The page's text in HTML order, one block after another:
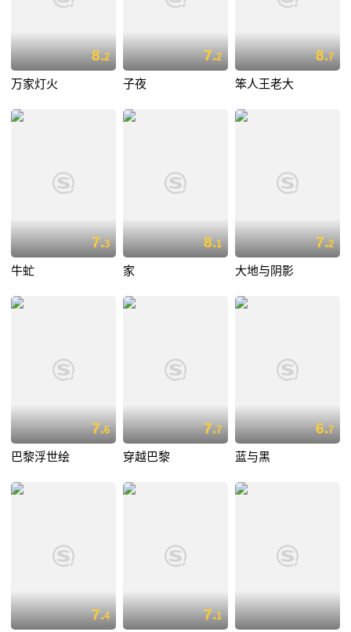
8.2
万家灯火
7.2
子夜
8.7
笨人王老大
7.3
牛虻
8.1
家
7.2
大地与阴影
7.6
巴黎浮世绘
7.7
穿越巴黎
6.7
蓝与黑
7.4 7.1